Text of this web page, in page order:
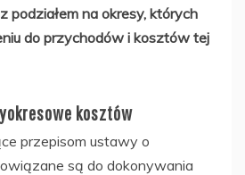
podziałem na okresy, których
do przychodów i kosztów tej
kosztów
przepisom ustawy o
są do dokonywania